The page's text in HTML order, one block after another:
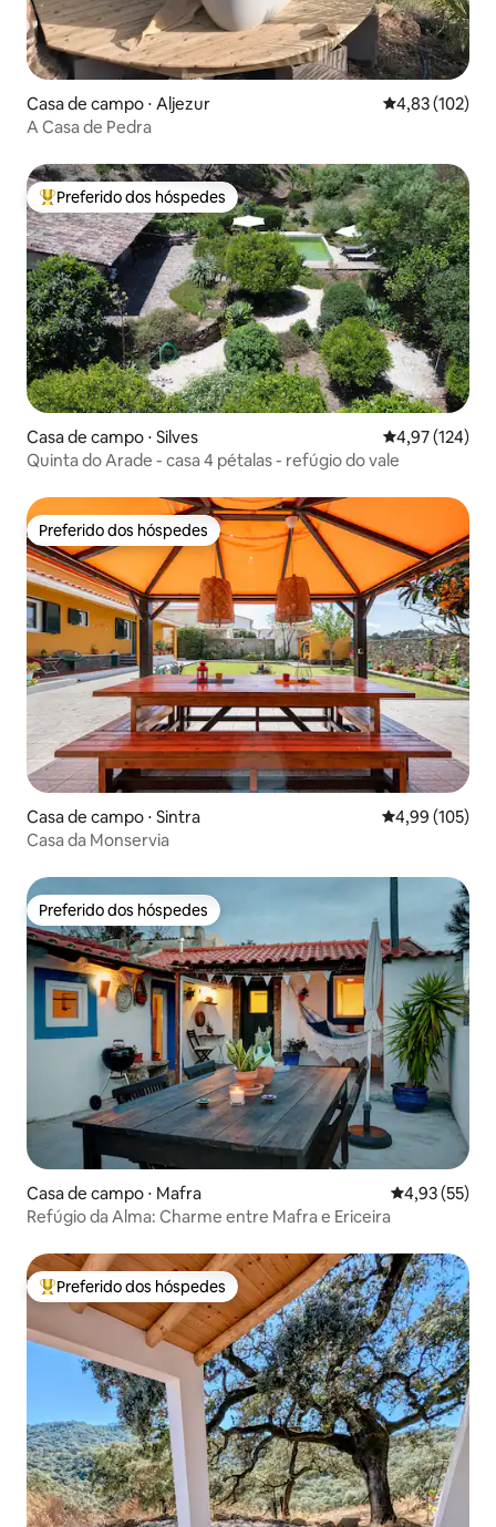
Casa de campo ⋅ Aljezur 4,83 de uma
4,83 (102)
A Casa de Pedra
Entre os melhores preferidos dos hóspedes
Preferido dos hóspedes
Casa de campo ⋅ Silves 4,97 de uma
4,97 (124)
Quinta do Arade - casa 4 pétalas - refúgio do vale
Preferido dos hóspedes
Preferido dos hóspedes
Casa de campo ⋅ Sintra 4,99 de uma
4,99 (105)
Casa da Monservia
Preferido dos hóspedes
Preferido dos hóspedes
Casa de campo ⋅ Mafra 4,93 de uma
4,93 (55)
Refúgio da Alma: Charme entre Mafra e Ericeira
Entre os melhores preferidos dos hóspedes
Preferido dos hóspedes